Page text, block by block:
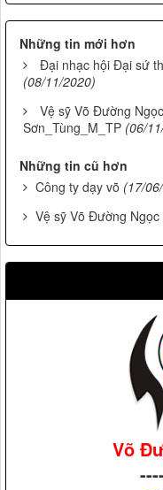
Những tin mới hơn
Đại nhạc hội Đại sứ
(08/11/2020)
Vệ sỹ Võ Đường
Sơn_Tùng_M_TP (06/
Những tin cũ hơn
Công ty dạy võ (17/
Vệ sỹ Võ Đường
Võ